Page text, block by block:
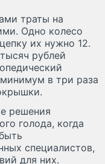
траты на
Одно колесо
их нужно 12.
рублей
в три раза
решения
голода, когда
специалистов,
для них.